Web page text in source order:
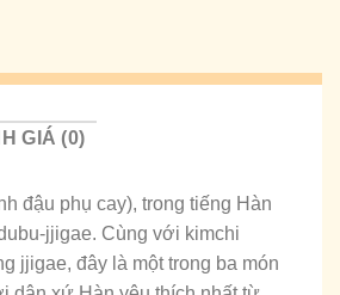
GIÁ (0)
đậu phụ cay), trong tiếng Hàn
jjigae. Cùng với kimchi
jjigae, đây là một trong ba món